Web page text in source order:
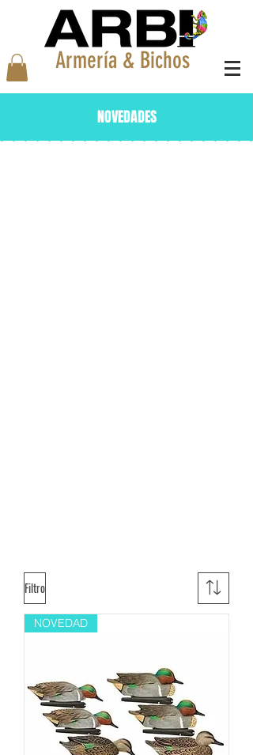
Armería & Bichos
NOVEDADES
Filtro
NOVEDAD